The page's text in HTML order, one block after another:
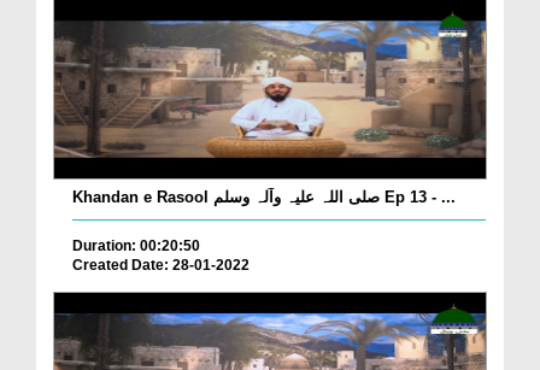
Khandan e Rasool صلی اللہ علیہ وآلہ وسلم Ep 13 - ...
Duration: 00:20:50
Created Date: 28-01-2022